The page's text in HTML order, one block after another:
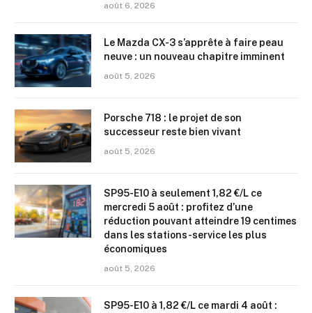
août 6, 2026
Le Mazda CX-3 s’apprête à faire peau
neuve : un nouveau chapitre imminent
août 5, 2026
Porsche 718 : le projet de son
successeur reste bien vivant
août 5, 2026
SP95-E10 à seulement 1,82 €/L ce
mercredi 5 août : profitez d’une
réduction pouvant atteindre 19 centimes
dans les stations-service les plus
économiques
août 5, 2026
SP95-E10 à 1,82 €/L ce mardi 4 août :